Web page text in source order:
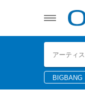
BIGBANG